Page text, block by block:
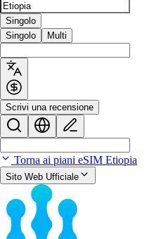
Singolo
Singolo
Multi
Scrivi una recensione
Torna ai piani eSIM Etiopia
Sito Web Ufficiale